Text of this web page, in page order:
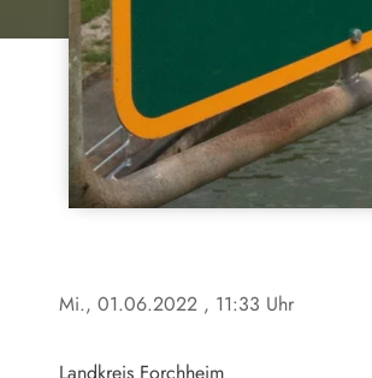
Mi., 01.06.2022 , 11:33 Uhr